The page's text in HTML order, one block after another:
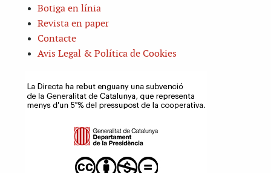
Botiga en línia
Revista en paper
Contacte
Avis Legal & Política de Cookies